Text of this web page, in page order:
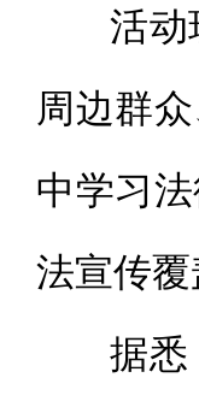
活动现
周边群
中学习
法宣传
据悉，